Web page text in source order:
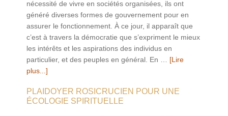
nécessité de vivre en sociétés organisées, ils ont
généré diverses formes de gouvernement pour en
assurer le fonctionnement. À ce jour, il apparaît que
c’est à travers la démocratie que s’expriment le mieux
les intérêts et les aspirations des individus en
particulier, et des peuples en général. En … [Lire
plus...]
PLAIDOYER ROSICRUCIEN POUR UNE
ÉCOLOGIE SPIRITUELLE